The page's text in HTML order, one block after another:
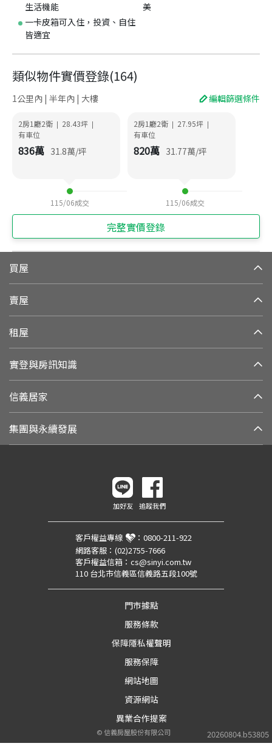
生活機能
美
一卡皮箱可入住，投資、自住
皆適宜
類似物件實價登錄(164)
1公里內 | 半年內 | 大樓 編輯篩選條件
2房1廳2衛 | 28.43坪 |
有車位
836萬 31.8萬/坪
115/06成交
2房1廳2衛 | 27.95坪 |
有車位
820萬 31.77萬/坪
115/06成交
完整實價登錄
買屋
賣屋
租屋
實登與房訊知識
信義居家
集團與永續發展
20260804.b53805
加好友 追蹤我們
客戶權益專線 ： 0800-211-922
網路客服： (02)2755-7666
客戶權益信箱： cs@sinyi.com.tw
110 台北市信義區信義路五段100號
門市據點
服務條款
保障隱私權聲明
服務保障
網站地圖
資源網站
異業合作提案
©信義房屋股份有限公司